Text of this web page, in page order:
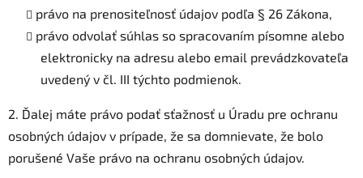
právo na prenositeľnosť údajov podľa § 26 Zákona,
právo odvolať súhlas so spracovaním písomne alebo
elektronicky na adresu alebo email prevádzkovateľa
uvedený v čl. III týchto podmienok.
2. Ďalej máte právo podať sťažnosť u Úradu pre ochranu
osobných údajov v prípade, že sa domnievate, že bolo
porušené Vaše právo na ochranu osobných údajov.